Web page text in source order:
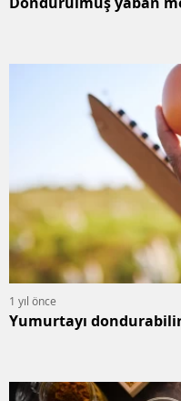
1 yıl önce
Yumurtayı